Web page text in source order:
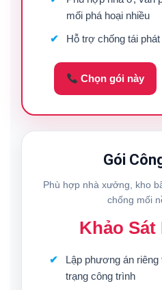
mối phá hoại nhiều
Hỗ trợ chống tái
Chọn gói này
Gói
Phù hợp nhà xưởng, kho
chống mối
Khảo Sát
Lập phương án riêng
trạng công trình